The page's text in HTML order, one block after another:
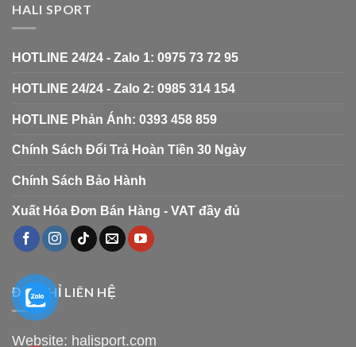
HALI SPORT
HOTLINE 24/24 - Zalo 1: 0975 73 72 95
HOTLINE 24/24 - Zalo 2: 0985 314 154
HOTLINE Phản Ánh: 0393 458 859
Chính Sách Đổi Trả Hoàn Tiền 30 Ngày
Chính Sách Bảo Hành
Xuất Hóa Đơn Bán Hàng - VAT đầy đủ
ĐỊA CHỈ LIÊN HỆ
Website: halisport.com